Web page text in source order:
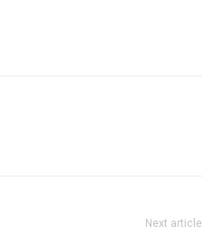
Next article